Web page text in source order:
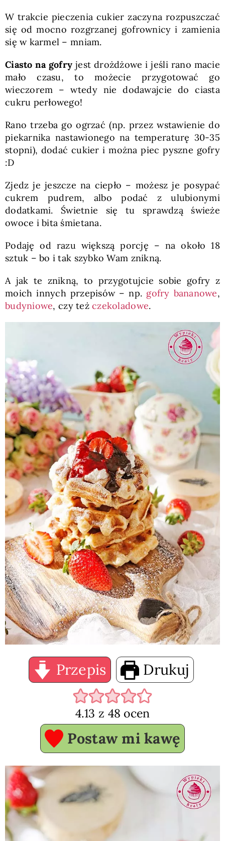
W trakcie pieczenia cukier zaczyna rozpuszczać
się od mocno rozgrzanej gofrownicy i zamienia
się w karmel – mniam.
Ciasto na gofry jest drożdżowe i jeśli rano macie
mało czasu, to możecie przygotować go
wieczorem – wtedy nie dodawajcie do ciasta
cukru perłowego!
Rano trzeba go ogrzać (np. przez wstawienie do
piekarnika nastawionego na temperaturę 30-35
stopni), dodać cukier i można piec pyszne gofry
:D
Zjedz je jeszcze na ciepło – możesz je posypać
cukrem pudrem, albo podać z ulubionymi
dodatkami. Świetnie się tu sprawdzą świeże
owoce i bita śmietana.
Podaję od razu większą porcję – na około 18
sztuk – bo i tak szybko Wam znikną.
A jak te znikną, to przygotujcie sobie gofry z
moich innych przepisów – np. gofry bananowe,
budyniowe, czy teżczekoladowe.
Przepis Drukuj
4.13 z 48 ocen
Postaw mi kawę